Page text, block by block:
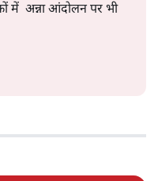
में अन्ना आंदोलन पर भी